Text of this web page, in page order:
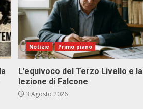
Notizie Primo piano
L’equivoco del Terzo Livello e la
lezione di Falcone
3 Agosto 2026